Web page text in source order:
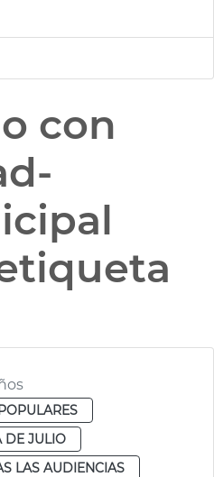
con
DE JULIO
LAS AUDIENCIAS